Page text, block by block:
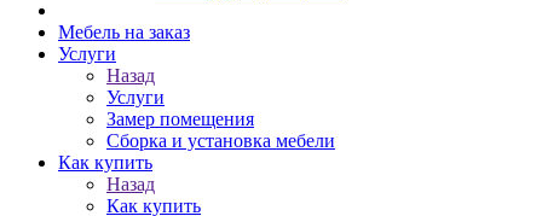
Мебель на заказ
Услуги
Назад
Услуги
Замер помещения
Сборка и установка мебели
Как купить
Назад
Как купить